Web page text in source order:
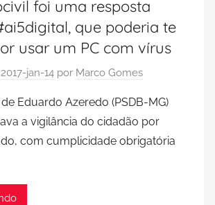
foi uma resposta
que poderia te
usar um PC com vírus
2017-jan-14 por Marco Gomes
Eduardo Azeredo (PSDB-MG)
a vigilância do cidadão por
com cumplicidade obrigatória